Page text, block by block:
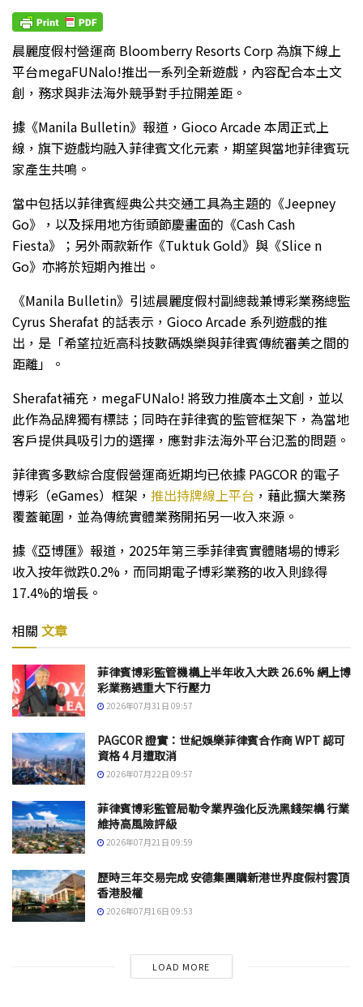
晨麗度假村營運商 Bloomberry Resorts Corp 為旗下線上
平台megaFUNalo!推出一系列全新遊戲，內容配合本土文
創，務求與非法海外競爭對手拉開差距。
據《Manila Bulletin》報道，Gioco Arcade 本周正式上
線，旗下遊戲均融入菲律賓文化元素，期望與當地菲律賓玩
家產生共鳴。
當中包括以菲律賓經典公共交通工具為主題的《Jeepney
Go》，以及採用地方街頭節慶畫面的《Cash Cash
Fiesta》；另外兩款新作《Tuktuk Gold》與《Slice n
Go》亦將於短期內推出。
《Manila Bulletin》引述晨麗度假村副總裁兼博彩業務總監
Cyrus Sherafat 的話表示，Gioco Arcade 系列遊戲的推
出，是「希望拉近高科技數碼娛樂與菲律賓傳統審美之間的
距離」。
Sherafat補充，megaFUNalo! 將致力推廣本土文創，並以
此作為品牌獨有標誌；同時在菲律賓的監管框架下，為當地
客戶提供具吸引力的選擇，應對非法海外平台氾濫的問題。
菲律賓多數綜合度假營運商近期均已依據 PAGCOR 的電子
博彩（eGames）框架， 推出持牌線上平台 ，藉此擴大業務
覆蓋範圍，並為傳統實體業務開拓另一收入來源。
據《亞博匯》報道，2025年第三季菲律賓實體賭場的博彩
收入按年微跌0.2%，而同期電子博彩業務的收入則錄得
17.4%的增長。
相關 文章
菲律賓博彩監管機構上半年收入大跌 26.6% 網上博
彩業務遇重大下行壓力
2026年07月31日 09:57
PAGCOR 證實：世紀娛樂菲律賓合作商 WPT 認可
資格 4 月遭取消
2026年07月22日 09:57
菲律賓博彩監管局勒令業界強化反洗黑錢架構 行業
維持高風險評級
2026年07月21日 09:59
歷時三年交易完成 安德集團購新港世界度假村雲頂
香港股權
2026年07月16日 09:53
LOAD MORE